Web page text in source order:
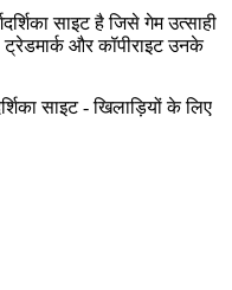
साइट है जिसे गेम उत्साही
और कॉपीराइट उनके
साइट - खिलाड़ियों के लिए